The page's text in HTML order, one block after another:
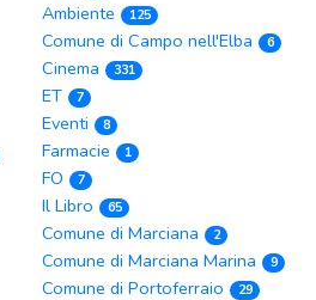
Ambiente 125
Comune di Campo nell'Elba 6
Cinema 331
ET 7
Eventi 8
Farmacie 1
FO 7
Il Libro 65
Comune di Marciana 2
Comune di Marciana Marina 9
Comune di Portoferraio 29